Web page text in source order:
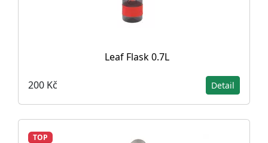
Leaf Flask 0.7L
200 Kč Detail
TOP